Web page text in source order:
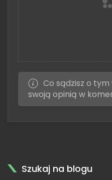
Co sądzisz o tym
swoją opinią w
Szukaj na blogu